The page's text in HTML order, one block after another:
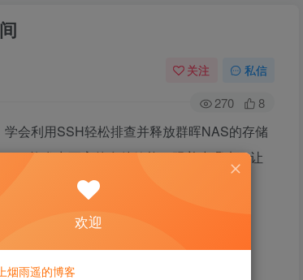
关注 私信
270 8
会利用SSH轻松排查并释放群晖NAS的存储
焕发出更高的存储效能。跟着步骤来，让
统安全，这项功能记得排查完成后关闭哦）
欢迎
烟雨遥的博客